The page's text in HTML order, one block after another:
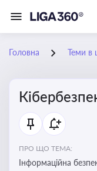
Головна Теми в
ПРО ЩО ТЕМА:
Інформаційна